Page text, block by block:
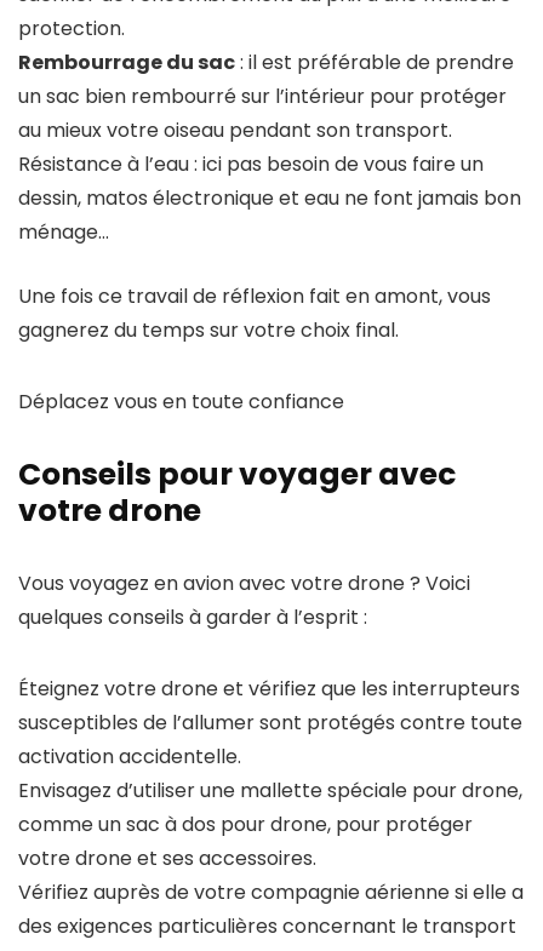
protection.
Rembourrage du sac: il est préférable de prendre
un sac bien rembourré sur l’intérieur pour protéger
au mieux votre oiseau pendant son transport.
Résistance à l’eau : ici pas besoin de vous faire un
dessin, matos électronique et eau ne font jamais bon
ménage…
Une fois ce travail de réflexion fait en amont, vous
gagnerez du temps sur votre choix final.
Déplacez vous en toute confiance
Conseils pour voyager avec
votre drone
Vous voyagez en avion avec votre drone ? Voici
quelques conseils à garder à l’esprit :
Éteignez votre drone et vérifiez que les interrupteurs
susceptibles de l’allumer sont protégés contre toute
activation accidentelle.
Envisagez d’utiliser une mallette spéciale pour drone,
comme un sac à dos pour drone, pour protéger
votre drone et ses accessoires.
Vérifiez auprès de votre compagnie aérienne si elle a
des exigences particulières concernant le transport